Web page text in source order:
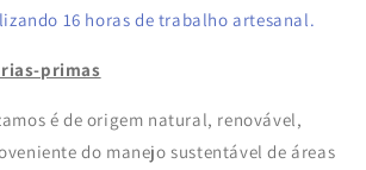
16 horas de trabalho artesanal.
primas
é de origem natural, renovável,
do manejo sustentável de áreas